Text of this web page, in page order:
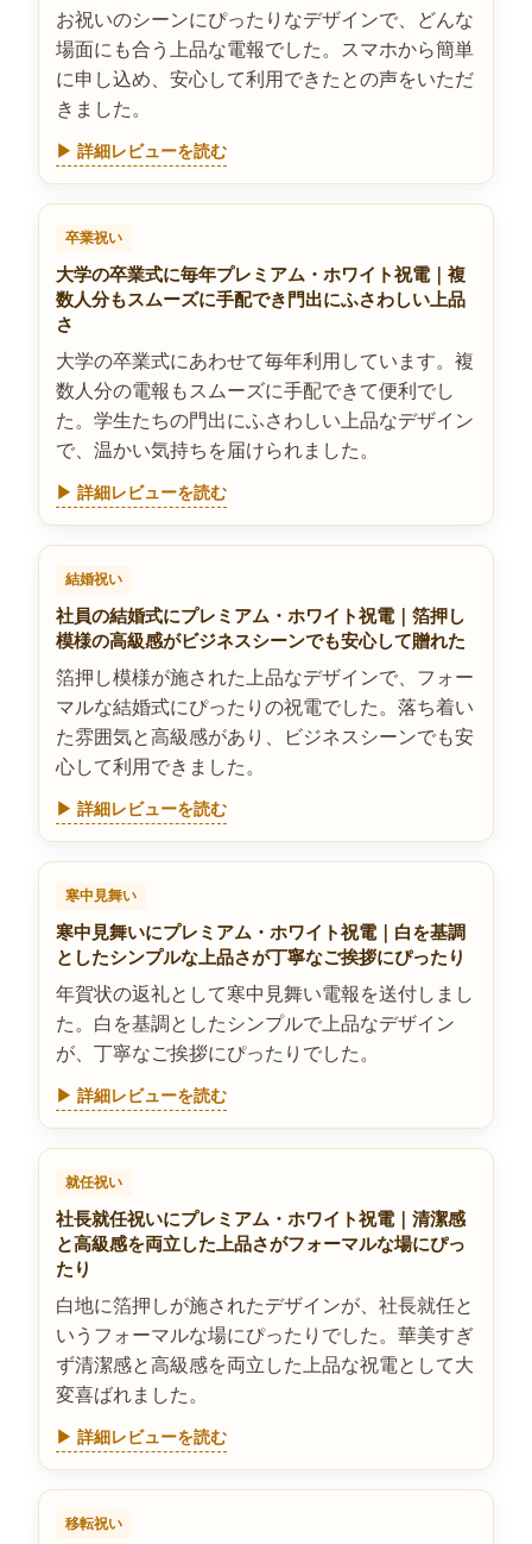
お祝いのシーンにぴったりなデザインで、どんな
場面にも合う上品な電報でした。スマホから簡単
に申し込め、安心して利用できたとの声をいただ
きました。
▶ 詳細レビューを読む
卒業祝い
大学の卒業式に毎年プレミアム・ホワイト祝電｜複
数人分もスムーズに手配でき門出にふさわしい上品
さ
大学の卒業式にあわせて毎年利用しています。複
数人分の電報もスムーズに手配できて便利でし
た。学生たちの門出にふさわしい上品なデザイン
で、温かい気持ちを届けられました。
▶ 詳細レビューを読む
結婚祝い
社員の結婚式にプレミアム・ホワイト祝電｜箔押し
模様の高級感がビジネスシーンでも安心して贈れた
箔押し模様が施された上品なデザインで、フォー
マルな結婚式にぴったりの祝電でした。落ち着い
た雰囲気と高級感があり、ビジネスシーンでも安
心して利用できました。
▶ 詳細レビューを読む
寒中見舞い
寒中見舞いにプレミアム・ホワイト祝電｜白を基調
としたシンプルな上品さが丁寧なご挨拶にぴったり
年賀状の返礼として寒中見舞い電報を送付しまし
た。白を基調としたシンプルで上品なデザイン
が、丁寧なご挨拶にぴったりでした。
▶ 詳細レビューを読む
就任祝い
社長就任祝いにプレミアム・ホワイト祝電｜清潔感
と高級感を両立した上品さがフォーマルな場にぴっ
たり
白地に箔押しが施されたデザインが、社長就任と
いうフォーマルな場にぴったりでした。華美すぎ
ず清潔感と高級感を両立した上品な祝電として大
変喜ばれました。
▶ 詳細レビューを読む
移転祝い